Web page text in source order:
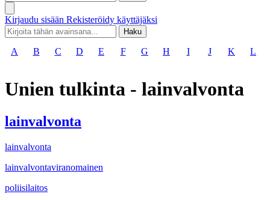
Kirjaudu sisään Rekisteröidy käyttäjäksi
Haku
A B C D E F G H I J K L
Unien tulkinta - lainvalvonta
lainvalvonta
lainvalvonta
lainvalvontaviranomainen
poliisilaitos